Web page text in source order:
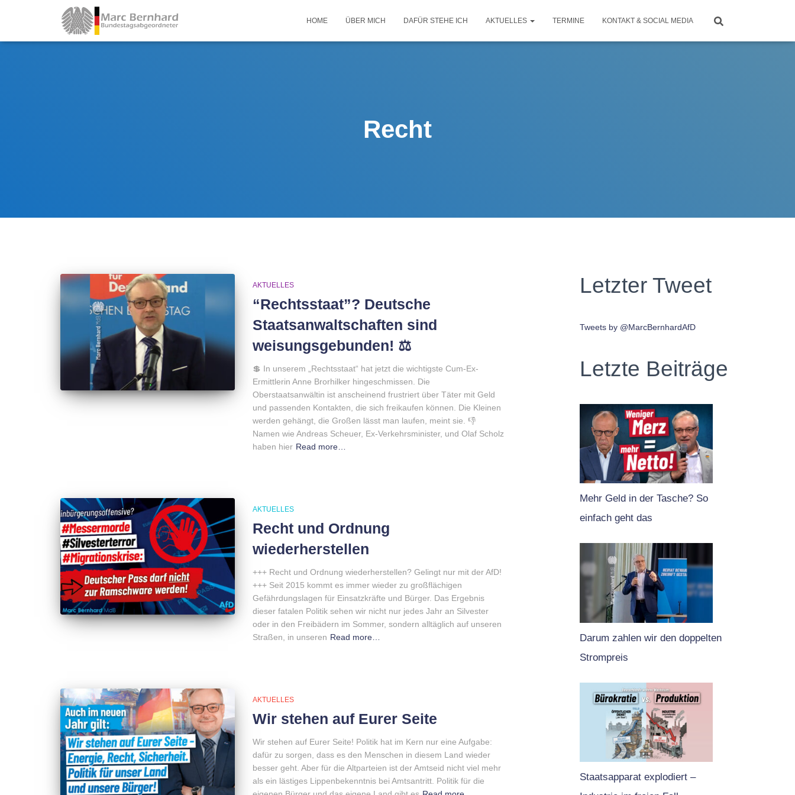
HOME ÜBER MICH DAFÜR STEHE ICH AKTUELLES TERMINE KONTAKT & SOCIAL MEDIA
Recht
AKTUELLES
“Rechtsstaat”? Deutsche
Staatsanwaltschaften sind
weisungsgebunden! ⚖️
💲 In unserem „Rechtsstaat“ hat jetzt die wichtigste Cum-Ex-
Ermittlerin Anne Brorhilker hingeschmissen. Die
Oberstaatsanwältin ist anscheinend frustriert über Täter mit Geld
und passenden Kontakten, die sich freikaufen können. Die Kleinen
werden gehängt, die Großen lässt man laufen, meint sie. 👎
Namen wie Andreas Scheuer, Ex-Verkehrsminister, und Olaf Scholz
haben hier Read more…
AKTUELLES
Recht und Ordnung
wiederherstellen
+++ Recht und Ordnung wiederherstellen? Gelingt nur mit der AfD!
+++ Seit 2015 kommt es immer wieder zu großflächigen
Gefährdungslagen für Einsatzkräfte und Bürger. Das Ergebnis
dieser fatalen Politik sehen wir nicht nur jedes Jahr an Silvester
oder in den Freibädern im Sommer, sondern alltäglich auf unseren
Straßen, in unseren Read more…
AKTUELLES
Wir stehen auf Eurer Seite
Wir stehen auf Eurer Seite! Politik hat im Kern nur eine Aufgabe:
dafür zu sorgen, dass es den Menschen in diesem Land wieder
besser geht. Aber für die Altparteien ist der Amtseid nicht viel mehr
als ein lästiges Lippenbekenntnis bei Amtsantritt. Politik für die
Letzter Tweet
Tweets by @MarcBernhardAfD
Letzte Beiträge
Mehr Geld in der Tasche? So
einfach geht das
Darum zahlen wir den doppelten
Strompreis
Staatsapparat explodiert –